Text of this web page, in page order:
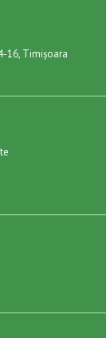
16, Timișoara